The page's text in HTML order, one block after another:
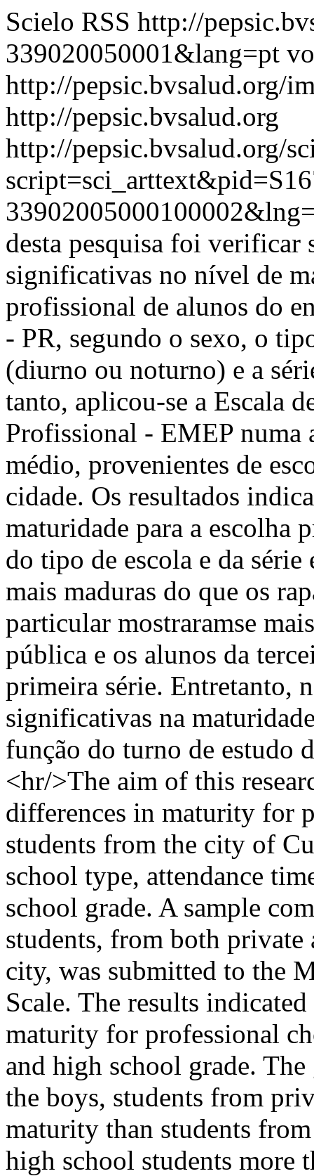
Scielo RSS http://
339020050001&lang=pt
http://pepsic.bvsalud.org/
http://pepsic.bvsalud.org
http://pepsic.bvsalud.org/
desta pesquisa foi verificar
significativas no nível de
profissional de alunos do
- PR, segundo o sexo, o
(diurno ou noturno) e a
tanto, aplicou-se a Escala
Profissional - EMEP numa
médio, provenientes de
cidade. Os resultados
maturidade para a escolha
do tipo de escola e da série
mais maduras do que os
particular mostraramse
pública e os alunos da
primeira série. Entretanto,
significativas na
função do turno de estudo
<hr/>The aim of this
differences in maturity for
students from the city of
school type, attendance
school grade. A sample
students, from both
city, was submitted to the
Scale. The results
maturity for professional
and high school grade.
the boys, students from
maturity than students
high school students more